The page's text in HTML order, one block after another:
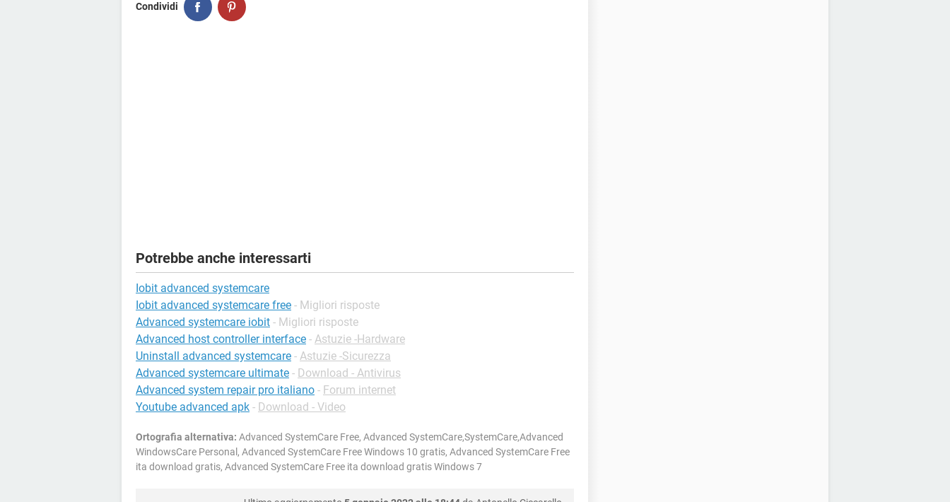
Condividi
Potrebbe anche interessarti
Iobit advanced systemcare
Iobit advanced systemcare free - Migliori risposte
Advanced systemcare iobit - Migliori risposte
Advanced host controller interface - Astuzie -Hardware
Uninstall advanced systemcare - Astuzie -Sicurezza
Advanced systemcare ultimate - Download - Antivirus
Advanced system repair pro italiano - Forum internet
Youtube advanced apk - Download - Video
Ortografia alternativa: Advanced SystemCare Free, Advanced SystemCare,SystemCare,Advanced
WindowsCare Personal, Advanced SystemCare Free Windows 10 gratis, Advanced SystemCare Free
ita download gratis, Advanced SystemCare Free ita download gratis Windows 7